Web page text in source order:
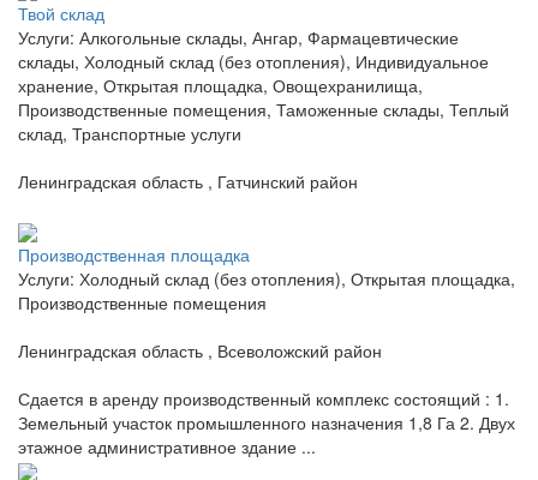
Твой склад
Услуги: Алкогольные склады, Ангар, Фармацевтические
склады, Холодный склад (без отопления), Индивидуальное
хранение, Открытая площадка, Овощехранилища,
Производственные помещения, Таможенные склады, Теплый
склад, Транспортные услуги
Ленинградская область , Гатчинский район
Производственная площадка
Услуги: Холодный склад (без отопления), Открытая площадка,
Производственные помещения
Ленинградская область , Всеволожский район
Сдается в аренду производственный комплекс состоящий : 1.
Земельный участок промышленного назначения 1,8 Га 2. Двух
этажное административное здание ...